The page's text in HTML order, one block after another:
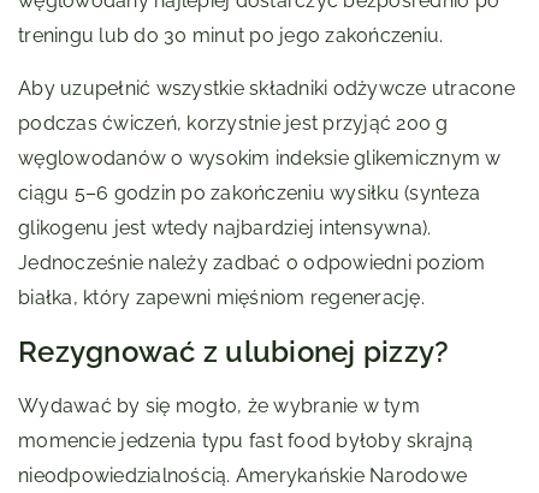
treningu lub do 30 minut po jego zakończeniu.
Aby uzupełnić wszystkie składniki odżywcze utracone
podczas ćwiczeń, korzystnie jest przyjąć 200 g
węglowodanów o wysokim indeksie glikemicznym w
ciągu 5–6 godzin po zakończeniu wysiłku (synteza
glikogenu jest wtedy najbardziej intensywna).
Jednocześnie należy zadbać o odpowiedni poziom
białka, który zapewni mięśniom regenerację.
Rezygnować z ulubionej pizzy?
Wydawać by się mogło, że wybranie w tym
momencie jedzenia typu fast food byłoby skrajną
nieodpowiedzialnością. Amerykańskie Narodowe